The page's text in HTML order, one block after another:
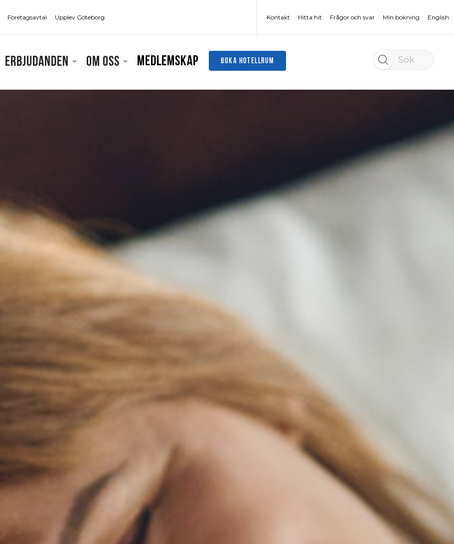
Företagsavtal Upplev Göteborg Kontakt Hitta hit Frågor och svar Min bokning English
Erbjudanden Om oss Medlemskap BOKA HOTELLRUM Sök